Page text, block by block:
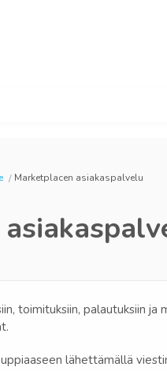
Marketplacen asiakaspalvelu
toimituksiin, palautuksiin ja
lähettämällä